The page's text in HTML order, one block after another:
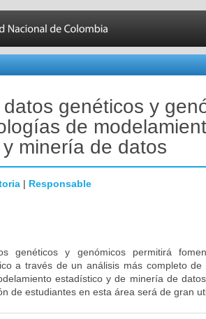
genéticos y
de
minería de datos
| Responsable
genéticos y genómicos permitirá
a través de un análisis más completo
estadístico y de minería de
de estudiantes en esta área será de gran